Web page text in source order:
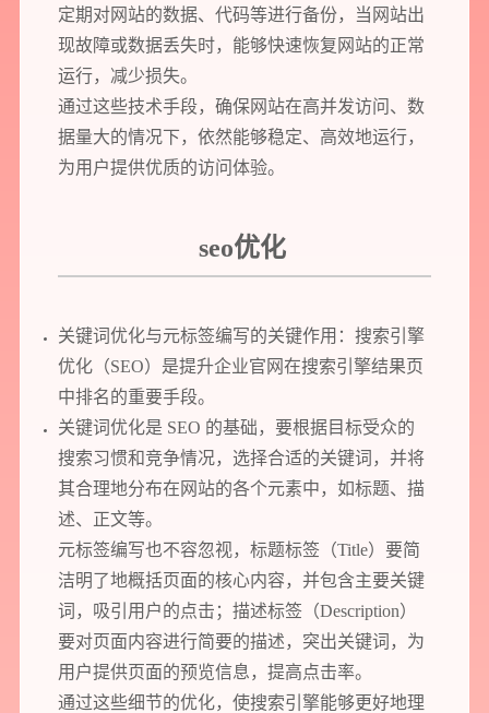
定期对网站的数据、代码等进行备份，当网站出
现故障或数据丢失时，能够快速恢复网站的正常
运行，减少损失。
通过这些技术手段，确保网站在高并发访问、数
据量大的情况下，依然能够稳定、高效地运行，
为用户提供优质的访问体验。
seo优化
关键词优化与元标签编写的关键作用：搜索引擎
优化（SEO）是提升企业官网在搜索引擎结果页
中排名的重要手段。
关键词优化是 SEO 的基础，要根据目标受众的
搜索习惯和竞争情况，选择合适的关键词，并将
其合理地分布在网站的各个元素中，如标题、描
述、正文等。
元标签编写也不容忽视，标题标签（Title）要简
洁明了地概括页面的核心内容，并包含主要关键
词，吸引用户的点击；描述标签（Description）
要对页面内容进行简要的描述，突出关键词，为
用户提供页面的预览信息，提高点击率。
通过这些细节的优化，使搜索引擎能够更好地理